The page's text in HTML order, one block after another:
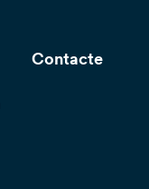
Contacte